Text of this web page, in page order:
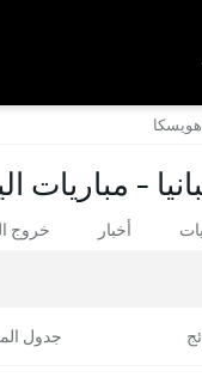
هويسكا
- مباريات
أخبار خروج
جدول